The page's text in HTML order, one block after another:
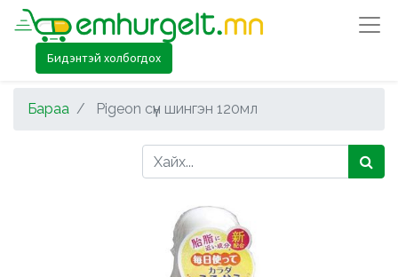
Бидэнтэй холбогдох
Бараа Pigeon сүүн шингэн 120мл